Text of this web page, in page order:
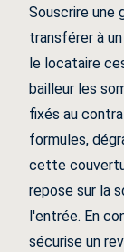
Souscrire une
transférer à
le locataire
bailleur les
fixés au
formules,
cette
repose sur la
l'entrée. En
sécurise un